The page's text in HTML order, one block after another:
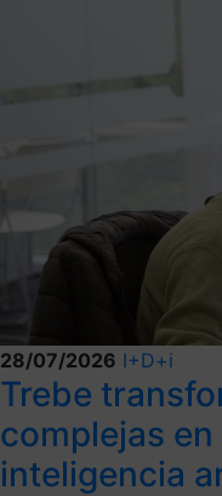
28/07/2026 I+D+i
Trebe
complejas
inteligencia